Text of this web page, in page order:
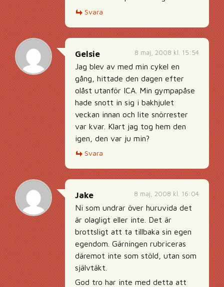
Svara
8 maj, 2008 kl. 15:54
Gelsie
Jag blev av med min cykel en
gång, hittade den dagen efter
olåst utanför ICA. Min gympapåse
hade snott in sig i bakhjulet
veckan innan och lite snörrester
var kvar. Klart jag tog hem den
igen, den var ju min?
Svara
8 maj, 2008 kl. 16:04
Jake
Ni som undrar över huruvida det
är olagligt eller inte. Det är
brottsligt att ta tillbaka sin egen
egendom. Gärningen rubriceras
däremot inte som stöld, utan som
självtäkt.
God tro har inte med detta att